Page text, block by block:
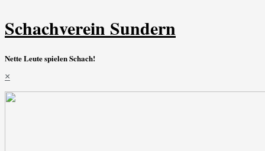
Schachverein Sundern
Nette Leute spielen Schach!
×